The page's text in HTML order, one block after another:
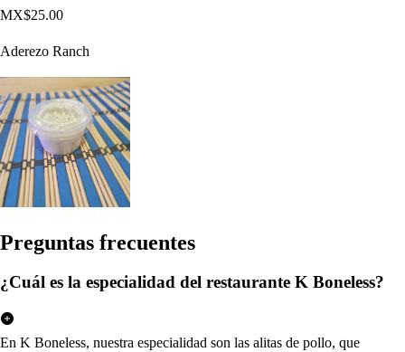
MX$25.00
Aderezo Ranch
Preguntas frecuentes
¿Cuál es la especialidad del restaurante K Boneless?
En K Boneless, nuestra especialidad son las alitas de pollo, que